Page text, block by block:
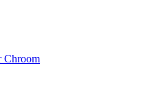
Chroom